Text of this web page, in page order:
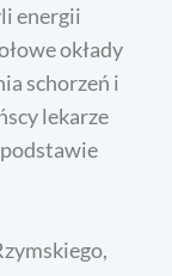
energii
okłady
schorzeń i
lekarze